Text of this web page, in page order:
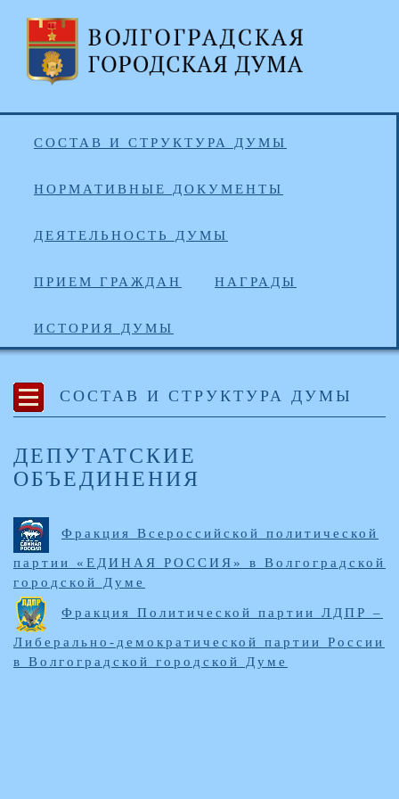
СОСТАВ И СТРУКТУРА ДУМЫ
НОРМАТИВНЫЕ ДОКУМЕНТЫ
ДЕЯТЕЛЬНОСТЬ ДУМЫ
ПРИЕМ ГРАЖДАН НАГРАДЫ
ИСТОРИЯ ДУМЫ
СОСТАВ И СТРУКТУРА ДУМЫ
ДЕПУТАТСКИЕ
ОБЪЕДИНЕНИЯ
Фракция Всероссийской политической
партии «ЕДИНАЯ РОССИЯ» в Волгоградской
городской Думе
Фракция Политической партии ЛДПР –
Либерально-демократической партии России
в Волгоградской городской Думе